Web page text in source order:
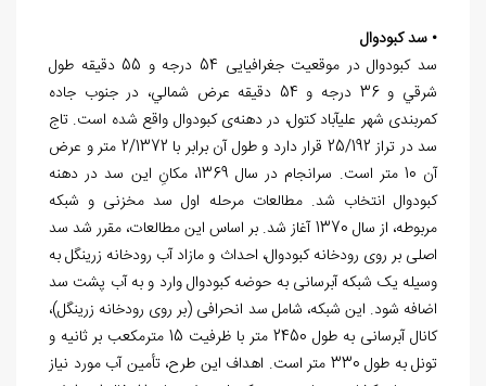
• سد کبودوال
سد کبودوال در موقعیت جغرافیایی 54 درجه و 55 دقيقه طول
شرقي و 36 درجه و 54 دقيقه عرض شمالي، در جنوب جاده
کمربندی شهر علی‎آباد کتول، در دهنه‌ی کبودوال واقع شده است. تاج
سد در تراز 25/192 قرار دارد و طول آن برابر با 2/1372 متر و عرض
آن 10 متر است. سرانجام در سال 1369، مکانِ این سد در دهنه
کبودوال انتخاب شد. مطالعات مرحله اول سد مخزنی و شبکه
مربوطه، از سال 1370 آغاز شد. بر اساس این مطالعات، مقرر شد سد
اصلی بر روی رودخانه کبودوال، احداث و مازاد آب رودخانه زرین‏گل به
وسیله یک شبکه آبرسانی به حوضه کبودوال وارد و به آب پشت سد
اضافه شود. این شبکه، شامل سد انحرافی (بر روی رودخانه زرین‏گل)،
کانال آبرسانی به طول 2450 متر با ظرفيت 15 مترمکعب بر ثانيه و
تونل به طول 330 متر است. اهداف این طرح، تأمین آب مورد نیاز